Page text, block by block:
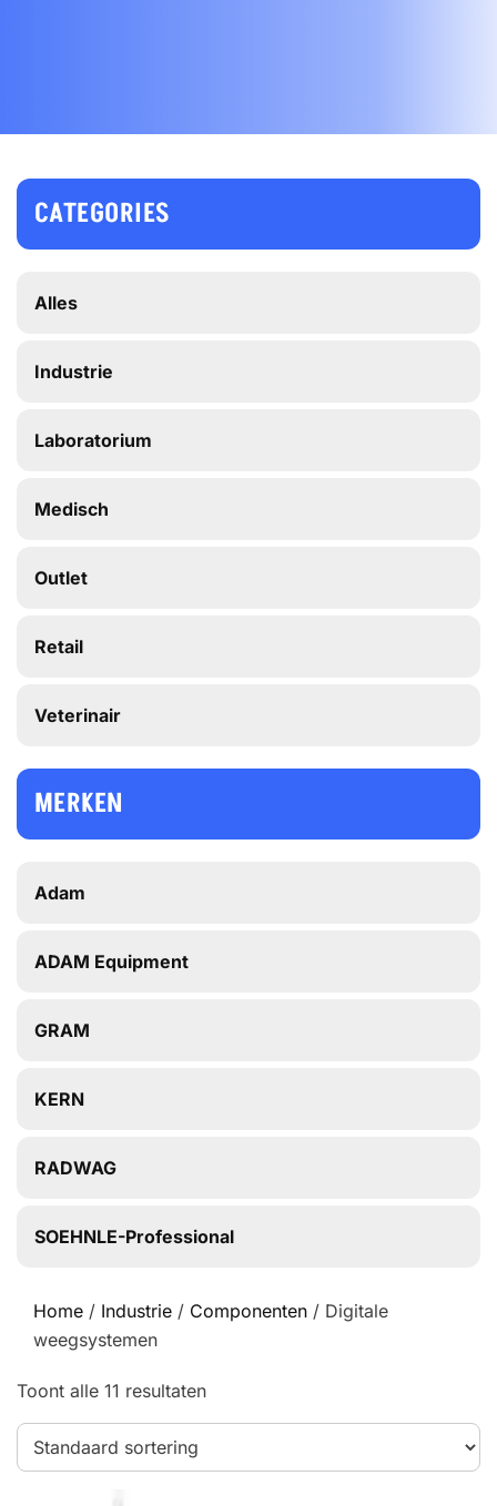
Home / Industrie / Componenten / Digitale
weegsystemen
Toont alle 11 resultaten
CATEGORIES
Alles
Industrie
Laboratorium
Medisch
Outlet
Retail
Veterinair
MERKEN
Adam
ADAM Equipment
GRAM
KERN
RADWAG
SOEHNLE-Professional